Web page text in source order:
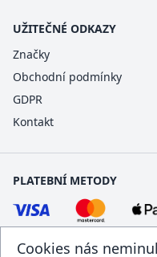
Cookies nás
UŽITEČNÉ ODKAZY
Značky
Obchodní podmínky
GDPR
Kontakt
PLATEBNÍ METODY